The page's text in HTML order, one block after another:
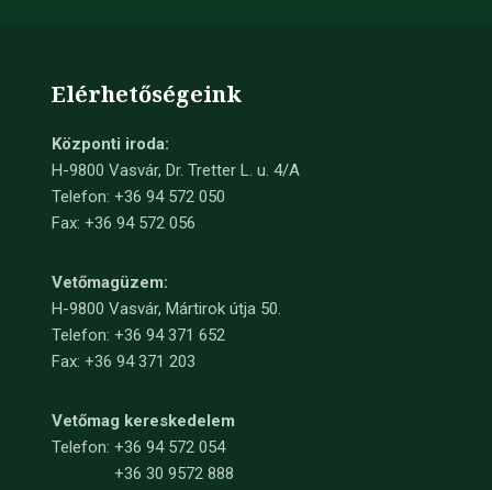
Elérhetőségeink
Központi iroda:
H-9800 Vasvár, Dr. Tretter L. u. 4/A
Telefon: +36 94 572 050
Fax: +36 94 572 056
Vetőmagüzem:
H-9800 Vasvár, Mártirok útja 50.
Telefon: +36 94 371 652
Fax: +36 94 371 203
Vetőmag kereskedelem
Telefon: +36 94 572 054
+36 30 9572 888